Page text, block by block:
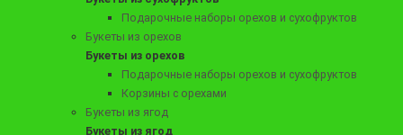
Подарочные наборы орехов и сухофруктов
Букеты из орехов
Букеты из орехов
Подарочные наборы орехов и сухофруктов
Корзины с орехами
Букеты из ягод
Букеты из ягод
Корзина без проколов M-тариф "Деликатес"